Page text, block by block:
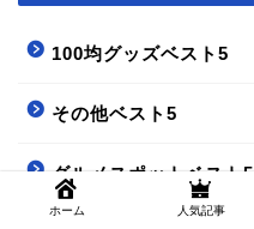
100均グッズベスト5
その他ベスト5
グルメスポットベスト5
ホーム 人気記事